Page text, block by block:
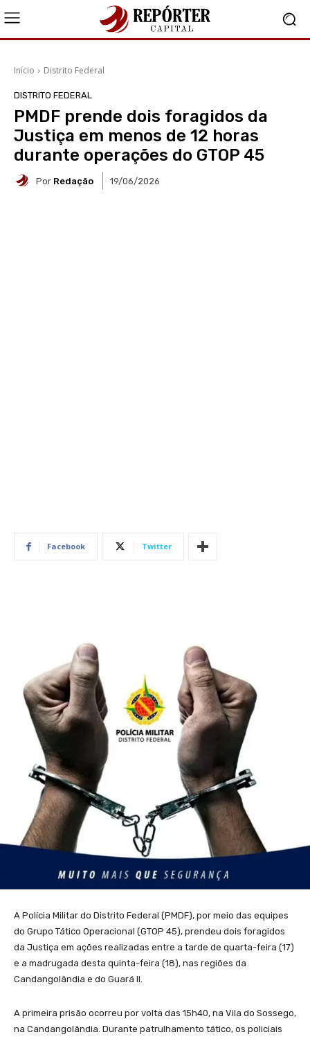
Início Distrito Federal
DISTRITO FEDERAL
PMDF prende dois foragidos da
Justiça em menos de 12 horas
durante operações do GTOP 45
Por Redação 19/06/2026
Facebook Twitter
A Polícia Militar do Distrito Federal (PMDF), por meio das equipes
do Grupo Tático Operacional (GTOP 45), prendeu dois foragidos
da Justiça em ações realizadas entre a tarde de quarta-feira (17)
e a madrugada desta quinta-feira (18), nas regiões da
Candangolândia e do Guará II.
A primeira prisão ocorreu por volta das 15h40, na Vila do Sossego,
na Candangolândia. Durante patrulhamento tático, os policiais